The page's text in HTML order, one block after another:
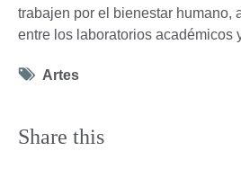
trabajen por el bienestar humano,
entre los laboratorios académicos
Tag
Artes
Share this